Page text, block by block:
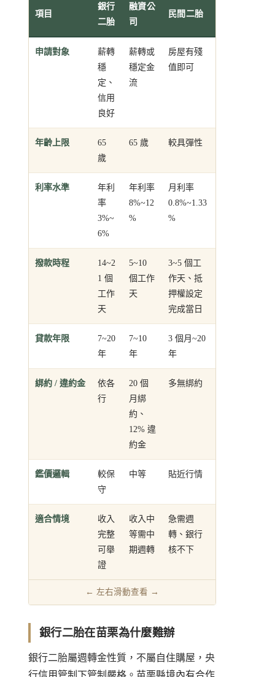
項目
銀行
二胎
融資公
司
民間二胎
申請對象
薪轉
穩
定、
信用
良好
薪轉或
穩定金
流
房屋有殘
值即可
年齡上限
65
歲
65 歲 較具彈性
利率水準
年利
率
3%~
6%
年利率
8%~12
%
月利率
0.8%~1.33
%
撥款時程
14~2
1 個
工作
天
5~10
個工作
天
3~5 個工
作天、抵
押權設定
完成當日
貸款年限
7~20
年
7~10
年
3 個月~20
年
綁約 / 違約金
依各
行
20 個
月綁
約、
12% 違
約金
多無綁約
鑑價邏輯
較保
守
中等 貼近行情
適合情境
收入
完整
可舉
證
收入中
等需中
期週轉
急需週
轉、銀行
核不下
銀行二胎在苗栗為什麼難辦
銀行二胎屬週轉金性質，不屬自住購屋，央
行信用管制下管制嚴格。苗栗縣境內有合作